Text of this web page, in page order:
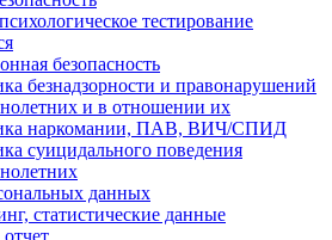
тестирование
безопасность
безнадзорности и правонарушений
и в отношении их
наркомании, ПАВ, ВИЧ/СПИД
суицидального поведения
данных
статистические данные